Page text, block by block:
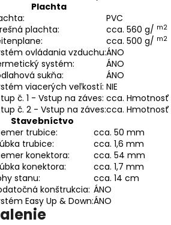
Plachta
PVC
plachta:
cca. 560 g/ m2
cca. 500 g/ m2
ovládania vzduchu:ÁNO
systém:
ÁNO
sukňa:
ÁNO
viacerých veľkostí: NIE
č. 1 - Vstup na záves: cca. Hmotnosť
č. 2 - Vstup na záves:cca. Hmotnosť
Stavebníctvo
trubice:
cca. 50 mm
trubice:
cca. 1,6 mm
konektora:
cca. 54 mm
konektora:
cca. 1,7 mm
stanu:
cca. 14 cm
konštrukcia: ÁNO
Easy Up & Down:ÁNO